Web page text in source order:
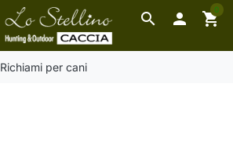
search  shopping_cart
0
Richiami per cani